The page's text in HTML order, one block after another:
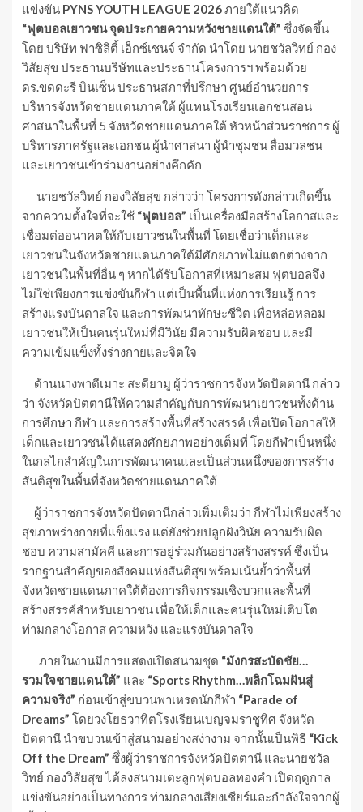
แข่งขัน PYNS YOUTH LEAGUE 2026ภายใต้แนวคิด
“ฟุตบอลเยาวชน จุดประกายความหวังชายแดนใต้” ซึ่งจัดขึ้น
โดย บริษัท ฟาซิลิตี้ เอ็กซ์เชนจ์ จำกัด นำโดย นายชวัลวิทย์ กอง
วิสัยสุข ประธานบริษัทและประธานโครงการฯ พร้อมด้วย
ดร.ขดดะรี บินเซ็น ประธานสภาที่ปรึกษา ศูนย์อำนวยการ
บริหารจังหวัดชายแดนภาคใต้ ผู้แทนโรงเรียนเอกชนสอน
ศาสนาในพื้นที่ 5 จังหวัดชายแดนภาคใต้ หัวหน้าส่วนราชการ ผู้
บริหารภาครัฐและเอกชน ผู้นำศาสนา ผู้นำชุมชน สื่อมวลชน
และเยาวชนเข้าร่วมงานอย่างคึกคัก
นายชวัลวิทย์ กองวิสัยสุข กล่าวว่า โครงการดังกล่าวเกิดขึ้น
จากความตั้งใจที่จะใช้ “ฟุตบอล” เป็นเครื่องมือสร้างโอกาสและ
เชื่อมต่ออนาคตให้กับเยาวชนในพื้นที่ โดยเชื่อว่าเด็กและ
เยาวชนในจังหวัดชายแดนภาคใต้มีศักยภาพไม่แตกต่างจาก
เยาวชนในพื้นที่อื่น ๆ หากได้รับโอกาสที่เหมาะสม ฟุตบอลจึง
ไม่ใช่เพียงการแข่งขันกีฬา แต่เป็นพื้นที่แห่งการเรียนรู้ การ
สร้างแรงบันดาลใจ และการพัฒนาทักษะชีวิต เพื่อหล่อหลอม
เยาวชนให้เป็นคนรุ่นใหม่ที่มีวินัย มีความรับผิดชอบ และมี
ความเข้มแข็งทั้งร่างกายและจิตใจ
ด้านนางพาตีเมาะ สะดียามู ผู้ว่าราชการจังหวัดปัตตานี กล่าว
ว่า จังหวัดปัตตานีให้ความสำคัญกับการพัฒนาเยาวชนทั้งด้าน
การศึกษา กีฬา และการสร้างพื้นที่สร้างสรรค์ เพื่อเปิดโอกาสให้
เด็กและเยาวชนได้แสดงศักยภาพอย่างเต็มที่ โดยกีฬาเป็นหนึ่ง
ในกลไกสำคัญในการพัฒนาคนและเป็นส่วนหนึ่งของการสร้าง
สันติสุขในพื้นที่จังหวัดชายแดนภาคใต้
ผู้ว่าราชการจังหวัดปัตตานีกล่าวเพิ่มเติมว่า กีฬาไม่เพียงสร้าง
สุขภาพร่างกายที่แข็งแรง แต่ยังช่วยปลูกฝังวินัย ความรับผิด
ชอบ ความสามัคคี และการอยู่ร่วมกันอย่างสร้างสรรค์ ซึ่งเป็น
รากฐานสำคัญของสังคมแห่งสันติสุข พร้อมเน้นย้ำว่าพื้นที่
จังหวัดชายแดนภาคใต้ต้องการกิจกรรมเชิงบวกและพื้นที่
สร้างสรรค์สำหรับเยาวชน เพื่อให้เด็กและคนรุ่นใหม่เติบโต
ท่ามกลางโอกาส ความหวัง และแรงบันดาลใจ
ภายในงานมีการแสดงเปิดสนามชุด “มังกรสะบัดชัย…
รวมใจชายแดนใต้” และ “Sports Rhythm…พลิกโฉมฝันสู่
ความจริง” ก่อนเข้าสู่ขบวนพาเหรดนักกีฬา “Parade of
Dreams” โดยวงโยธวาทิตโรงเรียนเบญจมราชูทิศ จังหวัด
ปัตตานี นำขบวนเข้าสู่สนามอย่างสง่างาม จากนั้นเป็นพิธี “Kick
Off the Dream” ซึ่งผู้ว่าราชการจังหวัดปัตตานี และนายชวัล
วิทย์ กองวิสัยสุข ได้ลงสนามเตะลูกฟุตบอลทองคำ เปิดฤดูกาล
แข่งขันอย่างเป็นทางการ ท่ามกลางเสียงเชียร์และกำลังใจจากผู้